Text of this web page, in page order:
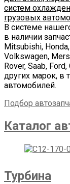
систем
грузовых
В системе
в наличии
Mitsubishi,
Volkswagen,
Rover, Saab,
других марок, в
автомобилей.
Подбор
Каталог
Турбина